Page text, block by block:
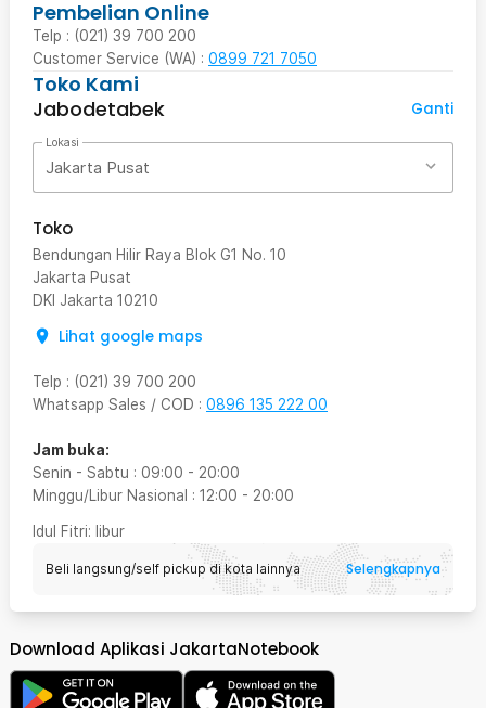
Pembelian Online
Telp : (021) 39 700 200
Customer Service (WA) : 0899 721 7050
Toko Kami
Jabodetabek
Ganti
Lokasi
Jakarta Pusat
Toko
Bendungan Hilir Raya Blok G1 No. 10
Jakarta Pusat
DKI Jakarta 10210
Lihat google maps
Telp : (021) 39 700 200
Whatsapp Sales / COD : 0896 135 222 00
Jam buka:
Senin - Sabtu : 09:00 - 20:00
Minggu/Libur Nasional : 12:00 - 20:00
Idul Fitri: libur
Beli langsung/self pickup di kota lainnya Selengkapnya
Download Aplikasi JakartaNotebook